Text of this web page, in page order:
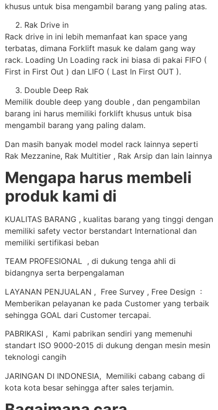
khusus untuk bisa mengambil barang yang paling atas.
Rak Drive in
Rack drive in ini lebih memanfaat kan space yang
terbatas, dimana Forklift masuk ke dalam gang way
rack. Loading Un Loading rack ini biasa di pakai FIFO (
First in First Out ) dan LIFO ( Last In First OUT ).
Double Deep Rak
Memilik double deep yang double , dan pengambilan
barang ini harus memiliki forklift khusus untuk bisa
mengambil barang yang paling dalam.
Dan masih banyak model model rack lainnya seperti
Rak Mezzanine, Rak Multitier , Rak Arsip dan lain lainnya
Mengapa harus membeli
produk kami di
KUALITAS BARANG , kualitas barang yang tinggi dengan
memiliki safety vector berstandart International dan
memiliki sertifikasi beban
TEAM PROFESIONAL , di dukung tenga ahli di
bidangnya serta berpengalaman
LAYANAN PENJUALAN , Free Survey , Free Design :
Memberikan pelayanan ke pada Customer yang terbaik
sehingga GOAL dari Customer tercapai.
PABRIKASI , Kami pabrikan sendiri yang memenuhi
standart ISO 9000-2015 di dukung dengan mesin mesin
teknologi cangih
JARINGAN DI INDONESIA, Memiliki cabang cabang di
kota kota besar sehingga after sales terjamin.